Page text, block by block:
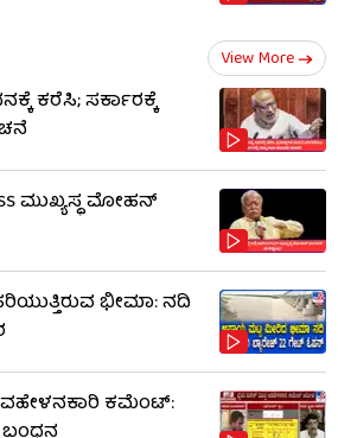
View More
ಕರೆಸಿ; ಸರ್ಕಾರಕ್ಕೆ
ಮುಖ್ಯಸ್ಥ ಮೋಹನ್
ಭೀಮಾ: ನದಿ
ಕಮೆಂಟ್: